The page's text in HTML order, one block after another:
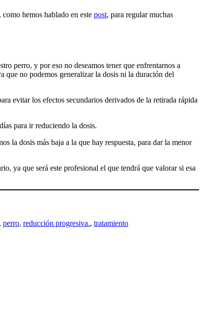
hemos hablado en este post, para regular muchas
perro, y por eso no deseamos tener que enfrentarnos a
que no podemos generalizar la dosis ni la duración del
evitar los efectos secundarios derivados de la retirada rápida
para ir reduciendo la dosis.
la dosis más baja a la que hay respuesta, para dar la menor
ya que será este profesional el que tendrá que valorar si esa
, perro, reducción progresiva., tratamiento